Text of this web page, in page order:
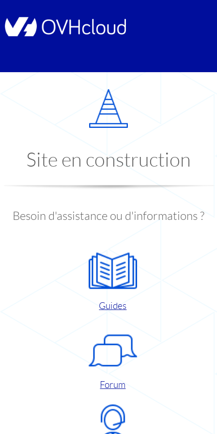
Site en construction
Besoin d'assistance ou d'informations ?
Guides
Forum